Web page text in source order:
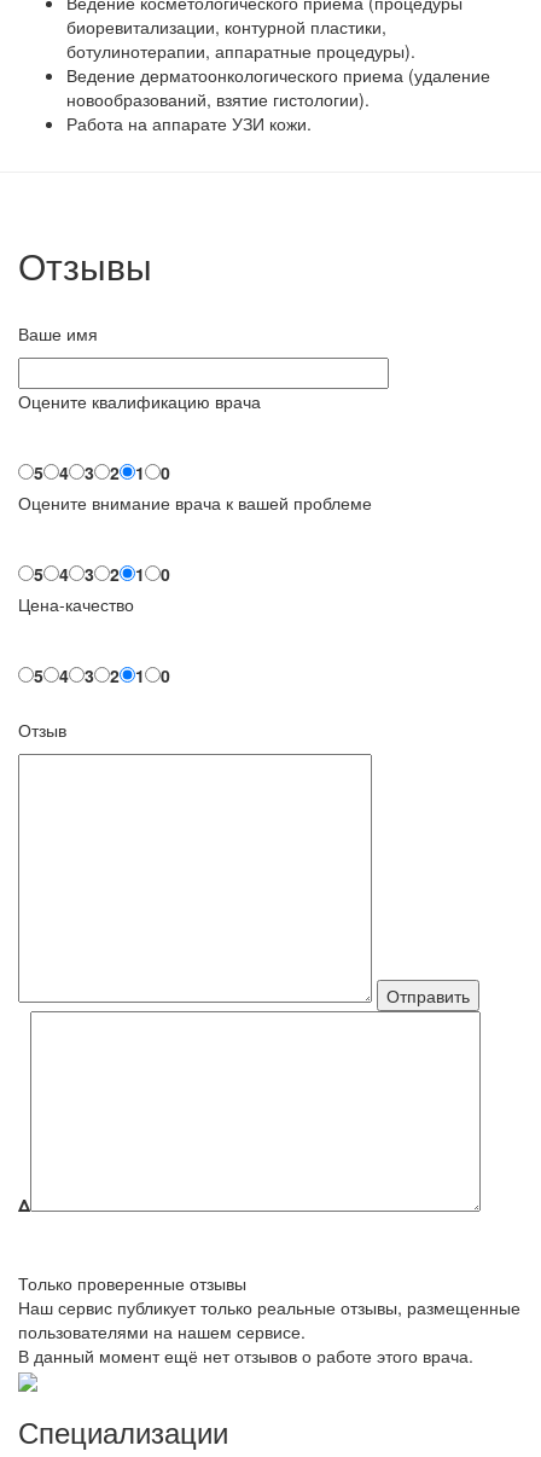
биоревитализации, контурной пластики,
ботулинотерапии, аппаратные процедуры).
Ведение дерматоонкологического приема (удаление
новообразований, взятие гистологии).
Работа на аппарате УЗИ кожи.
Отзывы
Ваше имя
Оцените квалификацию врача
5 4 3 2 1
0
Оцените внимание врача к вашей проблеме
5 4 3 2 1
0
Цена-качество
5 4 3 2 1 0
Отзыв
Δ
Только проверенные отзывы
Наш сервис публикует только реальные отзывы, размещенные
пользователями на нашем сервисе.
В данный момент ещё нет отзывов о работе этого врача.
Специализации